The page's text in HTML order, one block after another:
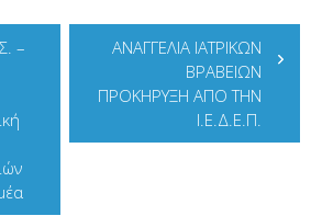
–
ΑΝΑΓΓΕΛΙΑ ΙΑΤΡΙΚΩΝ
ΒΡΑΒΕΙΩΝ
ΠΡΟΚΗΡΥΞΗ ΑΠΟ ΤΗΝ
Ι.Ε.Δ.Ε.Π.